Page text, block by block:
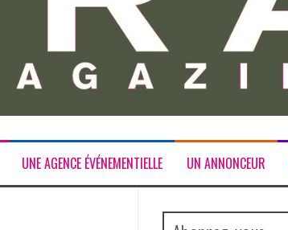
UNE AGENCE ÉVÉNEMENTIELLE UN ANNONCEUR